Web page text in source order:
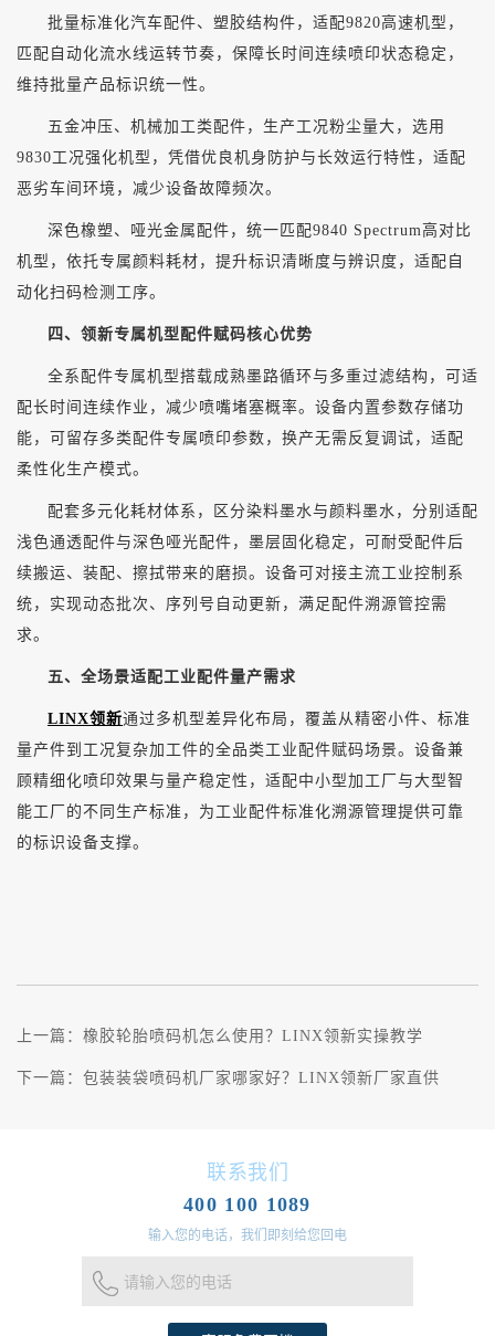
批量标准化汽车配件、塑胶结构件，适配9820高速机型，
匹配自动化流水线运转节奏，保障长时间连续喷印状态稳定，
维持批量产品标识统一性。
五金冲压、机械加工类配件，生产工况粉尘量大，选用
9830工况强化机型，凭借优良机身防护与长效运行特性，适配
恶劣车间环境，减少设备故障频次。
深色橡塑、哑光金属配件，统一匹配9840 Spectrum高对比
机型，依托专属颜料耗材，提升标识清晰度与辨识度，适配自
动化扫码检测工序。
四、领新专属机型配件赋码核心优势
全系配件专属机型搭载成熟墨路循环与多重过滤结构，可适
配长时间连续作业，减少喷嘴堵塞概率。设备内置参数存储功
能，可留存多类配件专属喷印参数，换产无需反复调试，适配
柔性化生产模式。
配套多元化耗材体系，区分染料墨水与颜料墨水，分别适配
浅色通透配件与深色哑光配件，墨层固化稳定，可耐受配件后
续搬运、装配、擦拭带来的磨损。设备可对接主流工业控制系
统，实现动态批次、序列号自动更新，满足配件溯源管控需
求。
五、全场景适配工业配件量产需求
LINX领新通过多机型差异化布局，覆盖从精密小件、标准
量产件到工况复杂加工件的全品类工业配件赋码场景。设备兼
顾精细化喷印效果与量产稳定性，适配中小型加工厂与大型智
能工厂的不同生产标准，为工业配件标准化溯源管理提供可靠
的标识设备支撑。
上一篇： 橡胶轮胎喷码机怎么使用？LINX领新实操教学
下一篇： 包装装袋喷码机厂家哪家好？LINX领新厂家直供
联系我们
400 100 1089
输入您的电话，我们即刻给您回电
请输入您的电话